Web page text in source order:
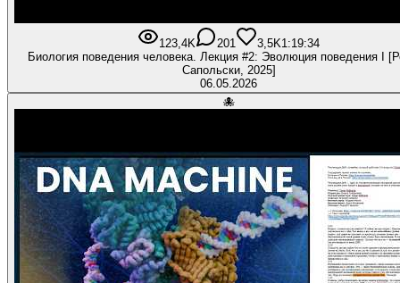
123,4K 201 3,5K1:19:34
Биология поведения человека. Лекция #2: Эволюция поведения I
Сапольски, 2025]
06.05.2026
🐙